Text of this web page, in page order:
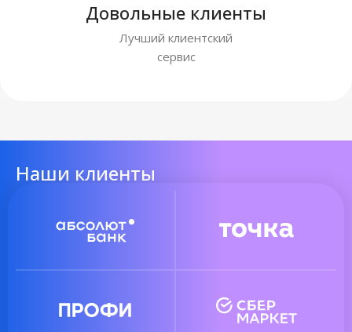
Довольные клиенты
Лучший клиентский
сервис
Наши клиенты